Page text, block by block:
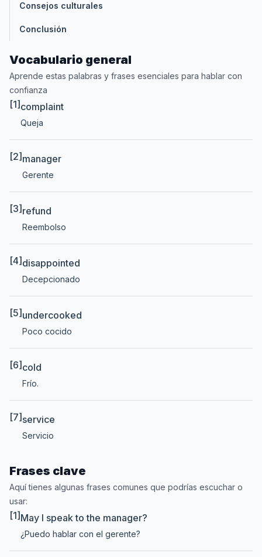
Consejos culturales
Conclusión
Vocabulario general
Aprende estas palabras y frases esenciales para hablar con
confianza
[1] complaint
Queja
[2] manager
Gerente
[3] refund
Reembolso
[4] disappointed
Decepcionado
[5] undercooked
Poco cocido
[6] cold
Frío.
[7] service
Servicio
Frases clave
Aquí tienes algunas frases comunes que podrías escuchar o
usar:
[1] May I speak to the manager?
¿Puedo hablar con el gerente?